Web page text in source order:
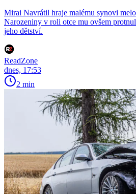
Mirai Navrátil hraje malému synovi
Narozeniny v roli otce mu ovšem
jeho dětství.
ReadZone
dnes, 17:53
2 min